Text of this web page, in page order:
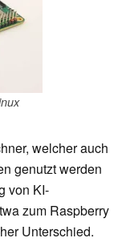
welcher auch
genutzt werden
von KI-
zum Raspberry
Unterschied.